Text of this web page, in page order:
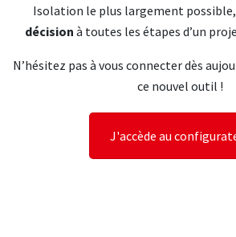
Isolation le plus largement
décision à toutes les étapes d’un
N’hésitez pas à vous connecter dès
ce nouvel outil !
J'accède au